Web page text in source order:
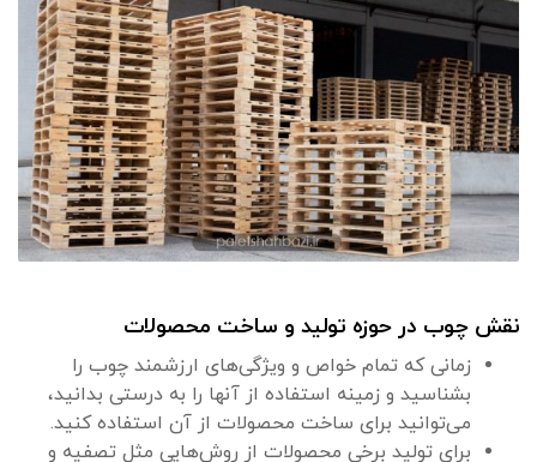
نقش چوب در حوزه تولید و ساخت محصولات
زمانی که تمام خواص و ویژگی‌های ارزشمند چوب را
بشناسید و زمینه استفاده از آنها را به درستی بدانید،
می‌توانید برای ساخت محصولات از آن استفاده کنید.
برای تولید برخی محصولات از روش‌هایی مثل تصفیه و